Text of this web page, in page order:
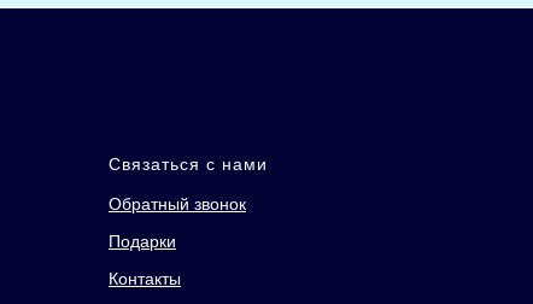
Связаться с нами
Обратный звонок
Подарки
Контакты